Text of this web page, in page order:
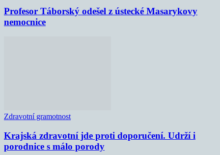
Profesor Táborský odešel z ústecké Masarykovy
nemocnice
Zdravotní gramotnost
Krajská zdravotní jde proti doporučení. Udrží i
porodnice s málo porody